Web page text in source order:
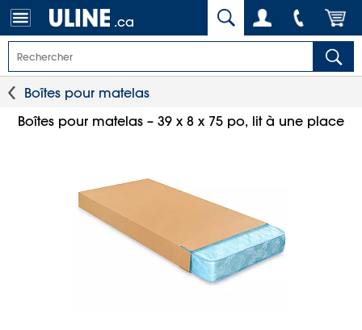
.ca
Boîtes pour matelas
Boîtes pour matelas – 39 x 8 x 75 po, lit à une place